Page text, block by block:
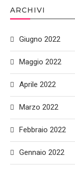
ARCHIVI
Giugno 2022
Maggio 2022
Aprile 2022
Marzo 2022
Febbraio 2022
Gennaio 2022